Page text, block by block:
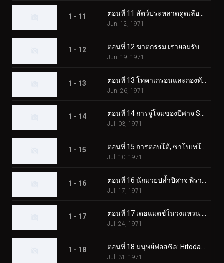
1 - 11
Jun. 12, 1971
1 - 12 ตอนที่ 12 ฆาตกรรม เรายอมรับ
Jun. 19, 1971
1 - 13
Jun. 26, 1971
1 - 14 ตอนที่ 14 การจู่โจมของปีศาจ Sabotegron
Jul. 03, 1971
1 - 15
Jul. 10, 1971
1 - 16
Jul. 17, 1971
1 - 17 ตอนที่ 17 เดธแมตช์ในวงแหวน: พ่ายแพ้! พิราซอรัส
Jul. 24, 1971
1 - 18
Jul. 31, 1971